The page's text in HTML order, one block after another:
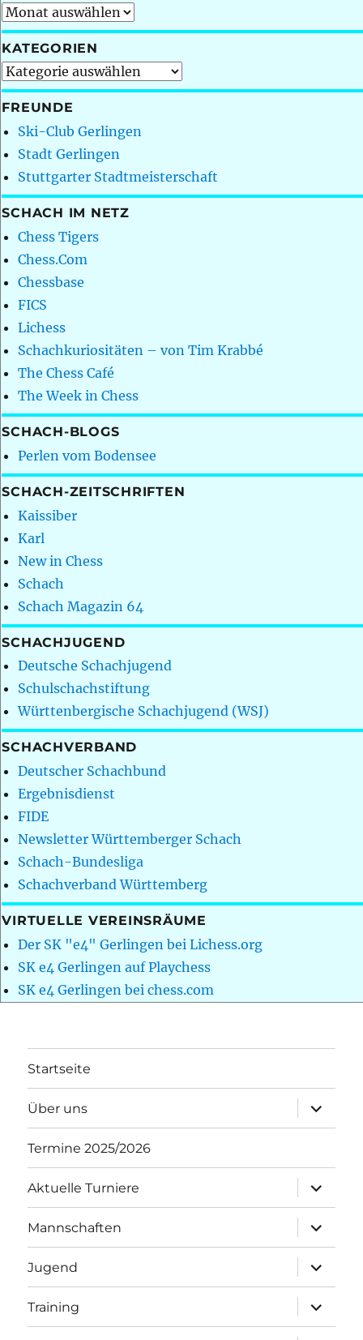
Archiv
KATEGORIEN
Kategorien
FREUNDE
Ski-Club Gerlingen
Stadt Gerlingen
Stuttgarter Stadtmeisterschaft
SCHACH IM NETZ
Chess Tigers
Chess.Com
Chessbase
FICS
Lichess
Schachkuriositäten – von Tim Krabbé
The Chess Café
The Week in Chess
SCHACH-BLOGS
Perlen vom Bodensee
SCHACH-ZEITSCHRIFTEN
Kaissiber
Karl
New in Chess
Schach
Schach Magazin 64
SCHACHJUGEND
Deutsche Schachjugend
Schulschachstiftung
Württenbergische Schachjugend (WSJ)
SCHACHVERBAND
Deutscher Schachbund
Ergebnisdienst
FIDE
Newsletter Württemberger Schach
Schach-Bundesliga
Schachverband Württemberg
VIRTUELLE VEREINSRÄUME
Der SK "e4" Gerlingen bei Lichess.org
SK e4 Gerlingen auf Playchess
SK e4 Gerlingen bei chess.com
Startseite
Über uns
öffnen
Termine 2025/2026
Aktuelle Turniere
öffnen
Mannschaften
öffnen
Jugend
öffnen
Training
öffnen